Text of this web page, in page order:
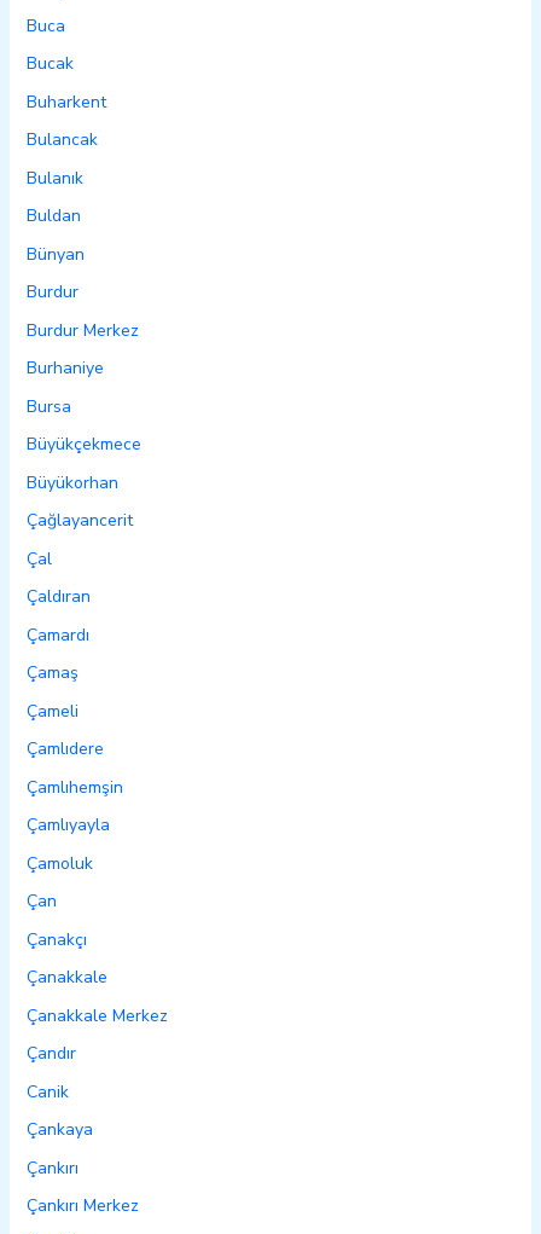
Buca
Bucak
Buharkent
Bulancak
Bulanık
Buldan
Bünyan
Burdur
Burdur Merkez
Burhaniye
Bursa
Büyükçekmece
Büyükorhan
Çağlayancerit
Çal
Çaldıran
Çamardı
Çamaş
Çameli
Çamlıdere
Çamlıhemşin
Çamlıyayla
Çamoluk
Çan
Çanakçı
Çanakkale
Çanakkale Merkez
Çandır
Canik
Çankaya
Çankırı
Çankırı Merkez